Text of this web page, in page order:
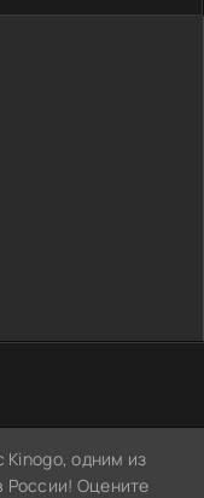
Kinogo, одним из
России! Оцените